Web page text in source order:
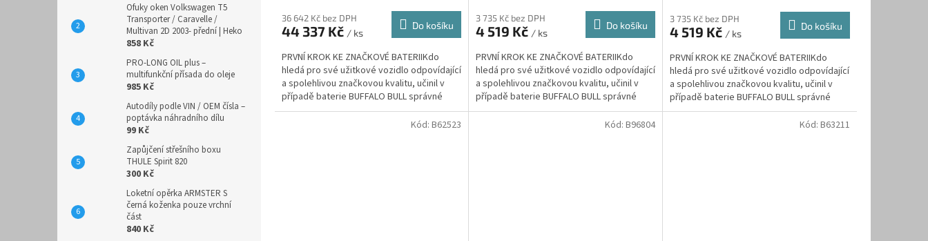
Ofuky oken Volkswagen T5
Transporter / Caravelle /
Multivan 2D 2003- přední | Heko
858 Kč
PRO-LONG OIL plus –
multifunkční přísada do oleje
985 Kč
Autodíly podle VIN / OEM čísla –
poptávka náhradního dílu
99 Kč
Zapůjčení střešního boxu
THULE Spirit 820
300 Kč
Loketní opěrka ARMSTER S
černá koženka pouze vrchní
část
840 Kč
36 642 Kč bez DPH
44 337 Kč / ks
Do košíku
PRVNÍ KROK KE ZNAČKOVÉ BATERIIKdo
hledá pro své užitkové vozidlo odpovídající
a spolehlivou značkovou kvalitu, učinil v
případě baterie BUFFALO BULL správné
rozhodnutí.
3 735 Kč bez DPH
4 519 Kč / ks
Do košíku
PRVNÍ KROK KE ZNAČKOVÉ BATERIIKdo
hledá pro své užitkové vozidlo odpovídající
a spolehlivou značkovou kvalitu, učinil v
případě baterie BUFFALO BULL správné
rozhodnutí.
3 735 Kč bez DPH
4 519 Kč / ks
Do košíku
PRVNÍ KROK KE ZNAČKOVÉ BATERIIKdo
hledá pro své užitkové vozidlo odpovídající
a spolehlivou značkovou kvalitu, učinil v
případě baterie BUFFALO BULL správné
rozhodnutí.
Kód: B62523 Kód: B96804 Kód: B63211